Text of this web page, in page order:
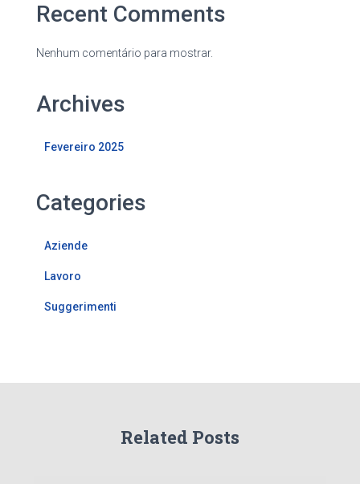
Recent Comments
Nenhum comentário para mostrar.
Archives
Fevereiro 2025
Categories
Aziende
Lavoro
Suggerimenti
Related Posts